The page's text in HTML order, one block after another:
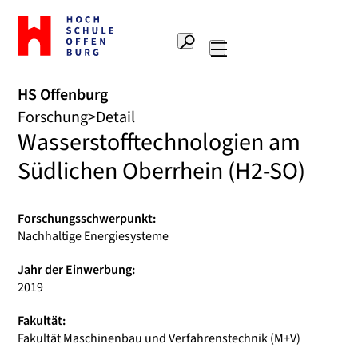
Zur
Startseite
Hochschule
Suche
HS Offenburg
Forschung Detail
Wasserstofftechnologien am
Südlichen Oberrhein (H2-SO)
Forschungsschwerpunkt:
Nachhaltige Energiesysteme
Jahr der Einwerbung:
2019
Fakultät:
Fakultät Maschinenbau und Verfahrenstechnik (M+V)